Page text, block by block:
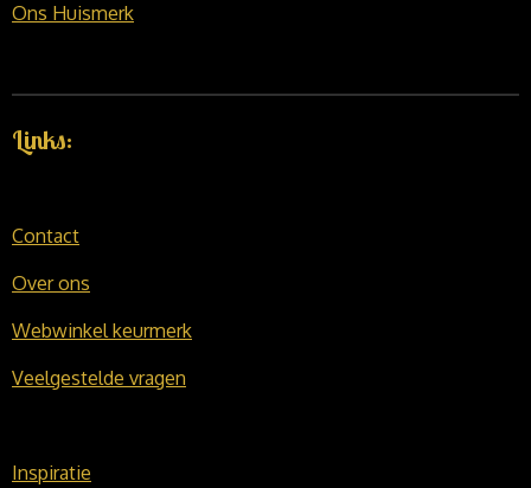
Ons Huismerk
Links:
Contact
Over ons
Webwinkel keurmerk
Veelgestelde vragen
Inspiratie